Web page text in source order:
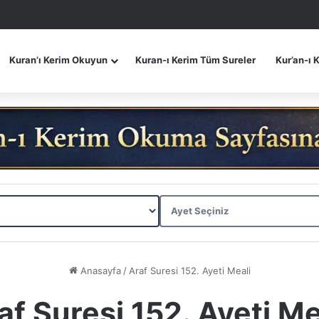
Kuran’ı Kerim Okuyun Kuran-ı Kerim Tüm Sureler Kur’an-ı
Anasayfa / Araf Suresi 152. Ayeti Meali